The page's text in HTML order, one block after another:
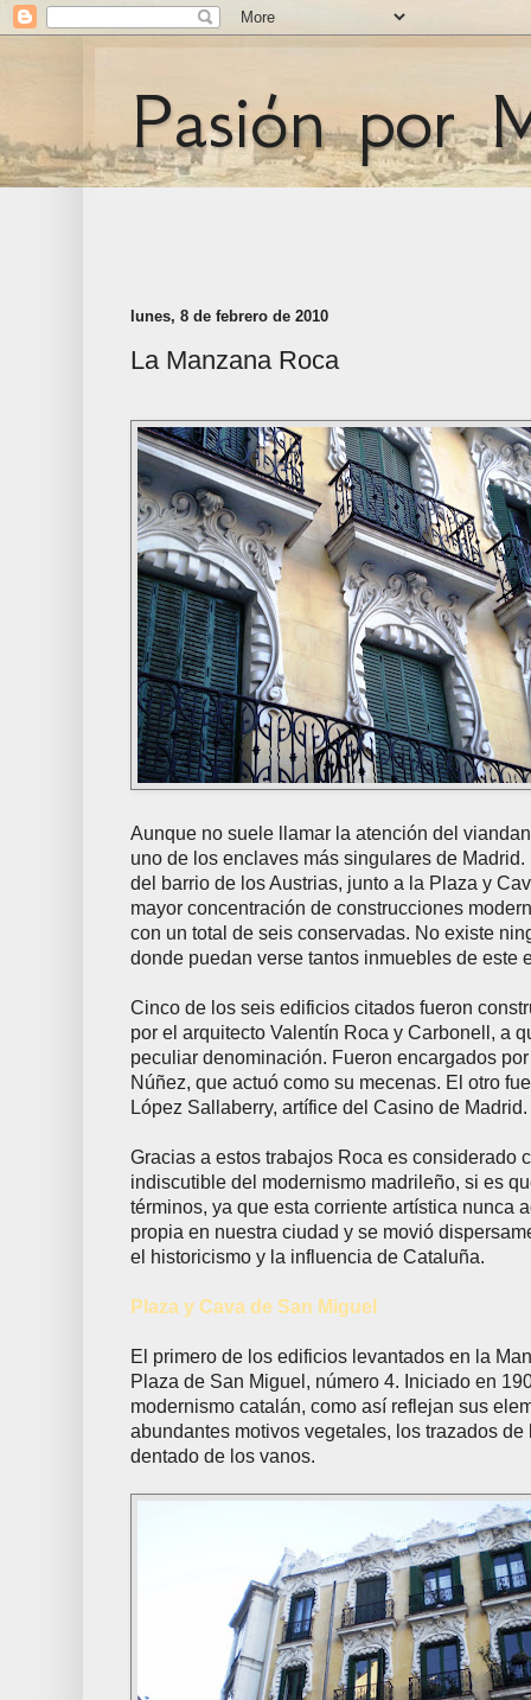
Pasión por
lunes, 8 de febrero de 2010
La Manzana Roca
Aunque no suele llamar la atención del
uno de los enclaves más singulares de
del barrio de los Austrias, junto a la Plaza y
mayor concentración de construcciones
con un total de seis conservadas. No existe
donde puedan verse tantos inmuebles de este
Cinco de los seis edificios citados fueron
por el arquitecto Valentín Roca y Carbonell, a
peculiar denominación. Fueron encargados
Núñez, que actuó como su mecenas. El otro
López Sallaberry, artífice del Casino de Madrid.
Gracias a estos trabajos Roca es considerado
indiscutible del modernismo madrileño, si es
términos, ya que esta corriente artística nunca
propia en nuestra ciudad y se movió
el historicismo y la influencia de Cataluña.
Plaza y Cava de San Miguel
El primero de los edificios levantados en la
Plaza de San Miguel, número 4. Iniciado en
modernismo catalán, como así reflejan sus
abundantes motivos vegetales, los trazados
dentado de los vanos.